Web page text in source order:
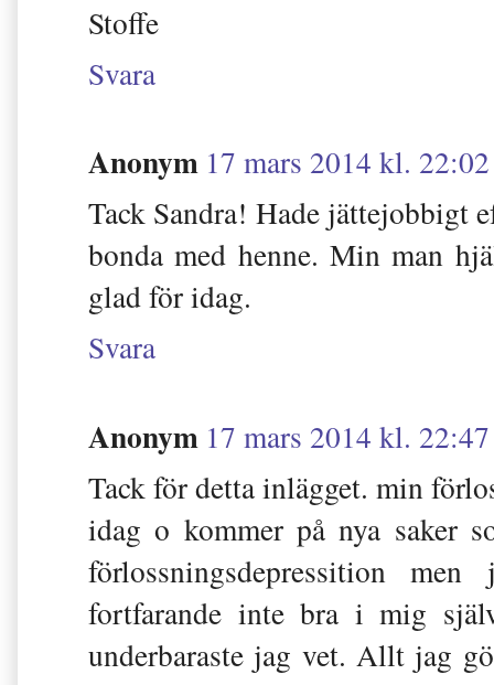
Stoffe
Svara
Anonym 17 mars 2014 kl. 22:02
Tack Sandra! Hade jättejobbigt
bonda med henne. Min man
glad för idag.
Svara
Anonym 17 mars 2014 kl. 22:47
Tack för detta inlägget. min
idag o kommer på nya saker
förlossningsdepressition
fortfarande inte bra i mig
underbaraste jag vet. Allt jag